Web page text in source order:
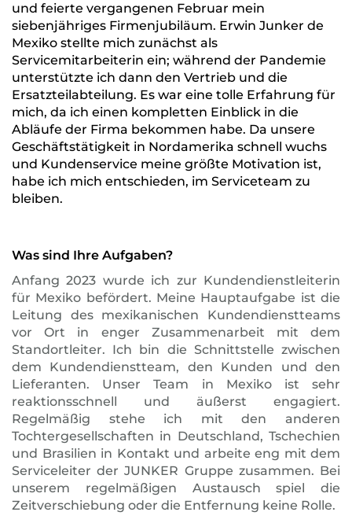
und feierte vergangenen Februar mein
siebenjähriges Firmenjubiläum. Erwin Junker de
Mexiko stellte mich zunächst als
Servicemitarbeiterin ein; während der Pandemie
unterstützte ich dann den Vertrieb und die
Ersatzteilabteilung. Es war eine tolle Erfahrung für
mich, da ich einen kompletten Einblick in die
Abläufe der Firma bekommen habe. Da unsere
Geschäftstätigkeit in Nordamerika schnell wuchs
und Kundenservice meine größte Motivation ist,
habe ich mich entschieden, im Serviceteam zu
bleiben.
Was sind Ihre Aufgaben?
Anfang 2023 wurde ich zur Kundendienstleiterin
für Mexiko befördert. Meine Hauptaufgabe ist die
Leitung des mexikanischen Kundendienstteams
vor Ort in enger Zusammenarbeit mit dem
Standortleiter. Ich bin die Schnittstelle zwischen
dem Kundendienstteam, den Kunden und den
Lieferanten. Unser Team in Mexiko ist sehr
reaktionsschnell und äußerst engagiert.
Regelmäßig stehe ich mit den anderen
Tochtergesellschaften in Deutschland, Tschechien
und Brasilien in Kontakt und arbeite eng mit dem
Serviceleiter der JUNKER Gruppe zusammen. Bei
unserem regelmäßigen Austausch spiel die
Zeitverschiebung oder die Entfernung keine Rolle.